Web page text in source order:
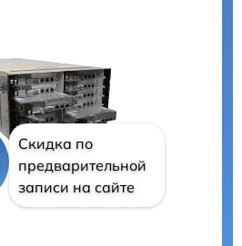
Скидка по
предварительной
записи на сайте